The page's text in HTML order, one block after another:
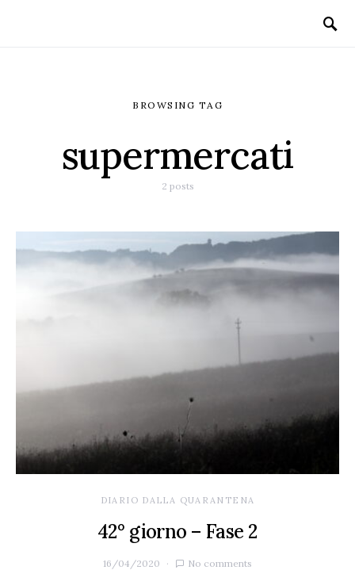
BROWSING TAG
supermercati
2 posts
DIARIO DALLA QUARANTENA
42° giorno – Fase 2
16/04/2020 No comments